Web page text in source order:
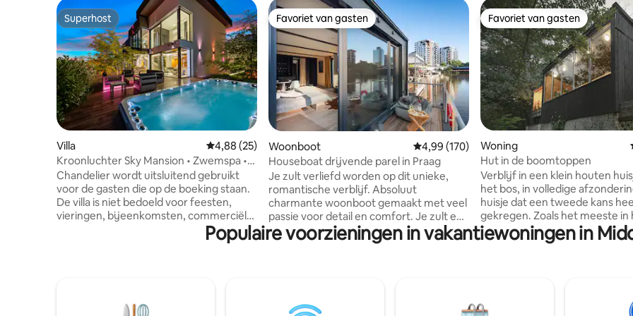
Superhost
Superhost
Villa Gemiddelde beoordeling van 4,88 op 5, 25 recensies
4,88 (25)
Kroonluchter Sky Mansion • Zwemspa •
Sauna • Tuin
Chandelier wordt uitsluitend gebruikt
voor de gasten die op de boeking staan.
De villa is niet bedoeld voor feesten,
vieringen, bijeenkomsten, commerciële
of privé-opnames en er zijn ook geen
bezoekers van personen buiten de
een levendige boom, architectonische
Favoriet van gasten
Favoriet van gasten
Woonboot Gemiddelde beoordeling van 4,99 op 5, 170
4,99 (170)
Houseboat drijvende parel in Praag
Je zult verliefd worden op dit unieke,
romantische verblijf. Absoluut
charmante woonboot gemaakt met veel
passie voor detail en comfort. Je zult een
onvergetelijk verblijf beleven en je zult
niet weg willen. Je kunt vissen, of
Bereid uw proeverijervaring voor in een
Favoriet van gasten
Favoriet van gasten
Woning
Hut in de boomtoppen
Verblijf in een klein houten
het bos, in volledige
huisje dat een tweede kans
gekregen. Zoals het meeste in
interieur: teruggewonnen
die van de schroothoop zijn
eerste
kregen, op slechts enkele
Populaire voorzieningen in vakantiewoningen in